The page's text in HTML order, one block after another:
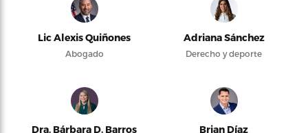
Lic Alexis Quiñones
Abogado
Adriana Sánchez
Derecho y deporte
Dra. Bárbara D. Barros Brian Díaz